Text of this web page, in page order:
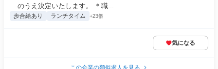
のうえ決定いたします。 ＊職...
歩合給あり ランチタイム +23個
気になる
この企業の類似求人を見る